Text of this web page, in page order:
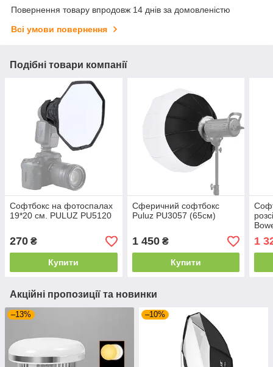
Повернення товару впродовж 14 днів за домовленістю
Всі умови повернення
Подібні товари компанії
Софтбокс на фотоспалах
19*20 см. PULUZ PU5120
270 ₴
Купити
Сферичний софтбокс
Puluz PU3057 (65см)
1 450₴
Купити
1
Акційні пропозиції та новинки
–13% –10%